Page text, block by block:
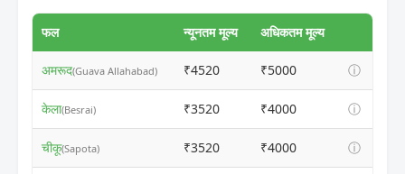
फल न्यूनतम मूल्य अधिकतम मूल्य
अमरूद(Guava Allahabad) ₹4520 ₹5000 ⓘ
केला(Besrai) ₹3520 ₹4000 ⓘ
चीकू(Sapota) ₹3520 ₹4000 ⓘ